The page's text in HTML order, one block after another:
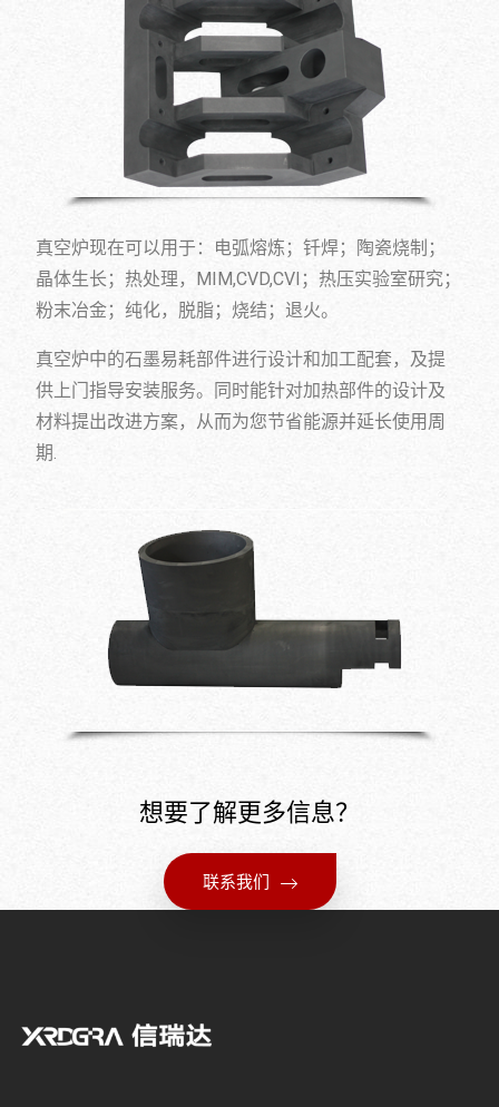
真空炉现在可以用于：电弧熔炼；钎焊；陶瓷烧制；
晶体生长；热处理，MIM,CVD,CVI；热压实验室研究；
粉末冶金；纯化，脱脂；烧结；退火。
真空炉中的石墨易耗部件进行设计和加工配套，及提
供上门指导安装服务。同时能针对加热部件的设计及
材料提出改进方案，从而为您节省能源并延长使用周
期.
想要了解更多信息？
联系我们